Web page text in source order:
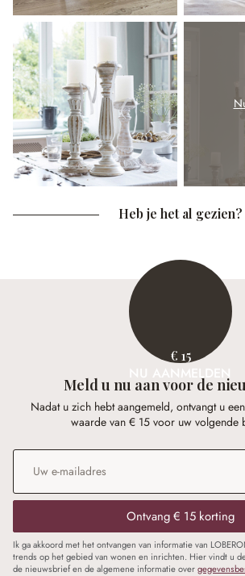
Heb je het al gezien?
€ 15
NU AANMELDEN
Meld u nu aan voor de
Nadat u zich hebt aangemeld, ontvangt u
waarde van € 15 voor uw volgende
E-mailadres*
Ontvang € 15 korting
Ik ga akkoord met het ontvangen van informatie van
trends op het gebied van wonen en inrichten. Hier vindt u
de nieuwsbrief en de algemene informatie over